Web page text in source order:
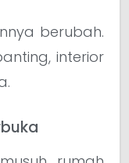
berubah.
interior